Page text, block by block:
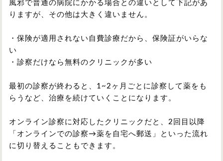
風邪で普通の病院にかかる場合との違いとして下記があ
りますが、その他は大きく違いません。
・保険が適用されない自費診療だから、保険証がいらな
い
・診察だけなら無料のクリニックが多い
最初の診察が終わると、1~2ヶ月ごとに診察して薬をも
らうなど、治療を続けていくことになります。
オンライン診察に対応したクリニックだと、2回目以降
「オンラインでの診察→薬を自宅へ郵送」といった流れ
に切り替えることもできます。